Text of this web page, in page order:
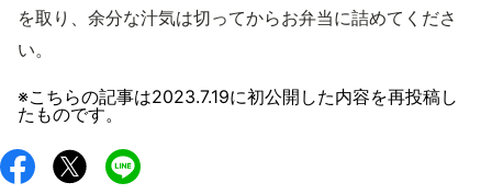
を取り、余分な汁気は切ってからお弁当に詰めてくださ
い。
※こちらの記事は2023.7.19に初公開した内容を再投稿し
たものです。